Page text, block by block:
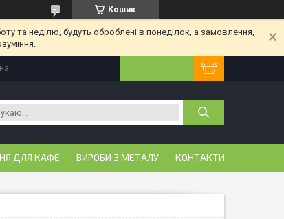
Кошик
та неділю, будуть оброблені в понеділок, а замовлення,
ДЛЯ КАФЕ ВИРОБИ З МЕТАЛУ КОНТАКТИ